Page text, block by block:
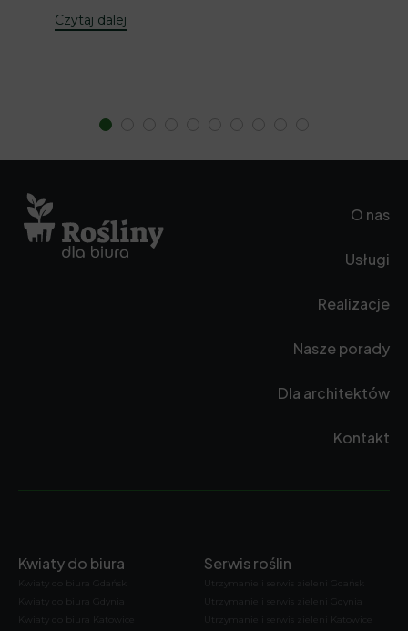
Czytaj dalej
O nas
Usługi
Realizacje
Nasze porady
Dla architektów
Kontakt
Kwiaty do biura
Kwiaty do biura Gdańsk
Kwiaty do biura Gdynia
Kwiaty do biura Katowice
Serwis roślin
Utrzymanie i serwis zieleni Gdańsk
Utrzymanie i serwis zieleni Gdynia
Utrzymanie i serwis zieleni Katowice